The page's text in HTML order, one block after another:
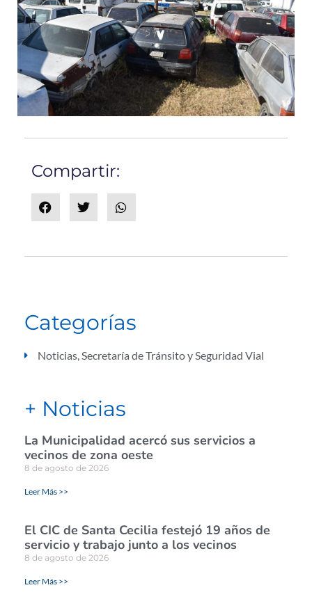
Compartir:
Categorías
Noticias,Secretaría de Tránsito y Seguridad Vial
+ Noticias
La Municipalidad acercó sus servicios a
vecinos de zona oeste
8 de agosto de 2026
Leer Más >>
El CIC de Santa Cecilia festejó 19 años de
servicio y trabajo junto a los vecinos
8 de agosto de 2026
Leer Más >>